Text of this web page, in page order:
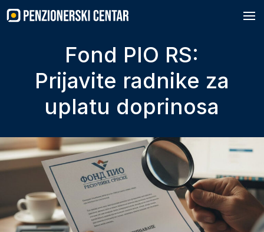
to
content
Fond PIO RS:
Prijavite radnike za
uplatu doprinosa